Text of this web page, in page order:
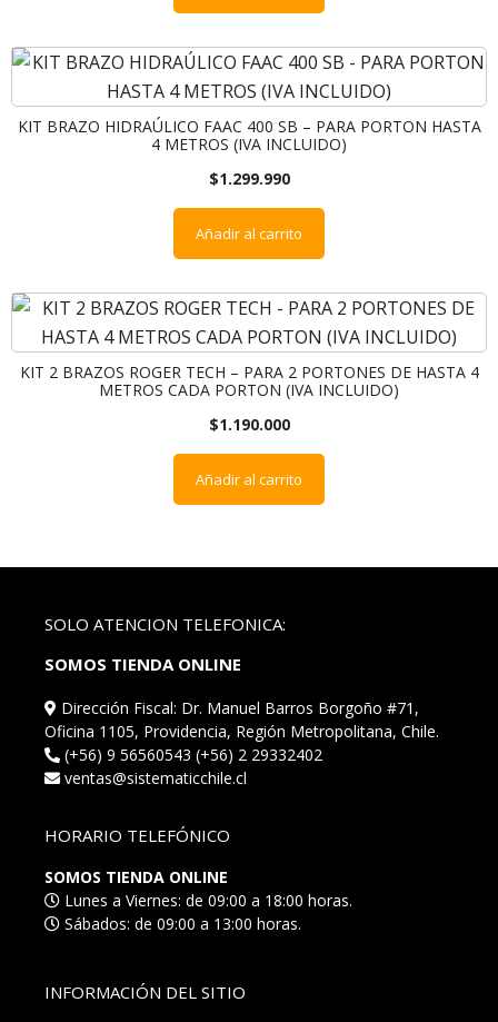
KIT BRAZO HIDRAÚLICO FAAC 400 SB – PARA PORTON HASTA
4 METROS (IVA INCLUIDO)
$1.299.990
Añadir al carrito
KIT 2 BRAZOS ROGER TECH – PARA 2 PORTONES DE HASTA 4
METROS CADA PORTON (IVA INCLUIDO)
$1.190.000
Añadir al carrito
SOLO ATENCION TELEFONICA:
SOMOS TIENDA ONLINE
Dirección Fiscal: Dr. Manuel Barros Borgoño #71,
Oficina 1105, Providencia, Región Metropolitana, Chile.
(+56) 9 56560543 (+56) 2 29332402
ventas@sistematicchile.cl
HORARIO TELEFÓNICO
SOMOS TIENDA ONLINE
Lunes a Viernes: de 09:00 a 18:00 horas.
Sábados: de 09:00 a 13:00 horas.
INFORMACIÓN DEL SITIO